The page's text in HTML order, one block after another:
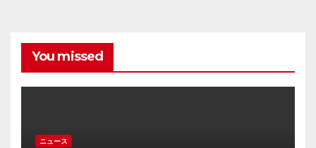
You missed
ニュース